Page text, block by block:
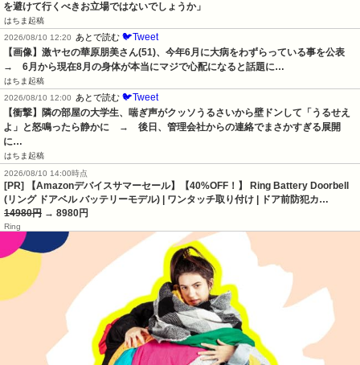
を避けて行くべきお立場ではないでしょうか」
はちま起稿
2026/08/10 12:20
あとで読む 🐦Tweet
【画像】激ヤセの華原朋美さん(51)、今年6月に大病をわずらっている事を公表
→　6月から現在8月の身体が本当にマジで心配になると話題に…
はちま起稿
2026/08/10 12:00
あとで読む 🐦Tweet
【衝撃】隣の部屋の大学生、喘ぎ声がクッソうるさいから壁ドンして「うるせえ
よ」と怒鳴ったら静かに　→　後日、管理会社からの連絡でまさかすぎる展開
に…
はちま起稿
2026/08/10 14:00時点
[PR] 【Amazonデバイスサマーセール】【40%OFF！】 Ring Battery Doorbell
(リング ドアベル バッテリーモデル) | ワンタッチ取り付け | ドア前防犯カ…
14980円 → 8980円
Ring